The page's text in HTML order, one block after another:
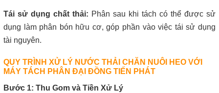
Tái sử dụng chất thải: Phân sau khi tách có thể được sử
dụng làm phân bón hữu cơ, góp phần vào việc tái sử dụng
tài nguyên.
QUY TRÌNH XỬ LÝ NƯỚC THẢI CHĂN NUÔI HEO VỚI
MÁY TÁCH PHÂN ĐẠI ĐỒNG TIẾN PHÁT
Bước 1: Thu Gom và Tiền Xử Lý